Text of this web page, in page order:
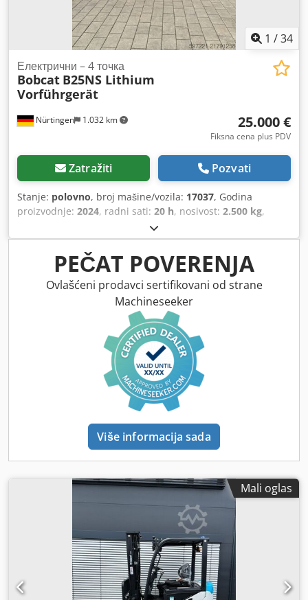
1 /34
Nürtingen 1.032 km
Електрични – 4 точка
Bobcat B25NS Lithium
Vorführgerät
25.000 €
Fiksna cena plus PDV
Zatražiti Pozvati
Stanje: polovno, broj mašine/vozila: 17037, Godina
proizvodnje: 2024, radni sati: 20 h, nosivost: 2.500 kg,
, slobodno podizanje:
tačka opterećenja:500 mm, vrsta goriva:električni, tip
triplex , građevinska visina:2.180 mm , napon
baterije:48 V, dužina viljuške:1.200 mm, dimenzija
prednje gume:23X9-10, dimenzija zadnje gume:18X7-8
3.552 kg, 5141046 Csdpey Hau Iofx Ag Eerf
Serijski broj: FBA47-4880-01823 Podaci o bateriji: 48V,
PEČAT POVERENJA
Ovlašćeni prodavci sertifikovani od strane
Machineseeker
Više informacija sada
Mali oglas